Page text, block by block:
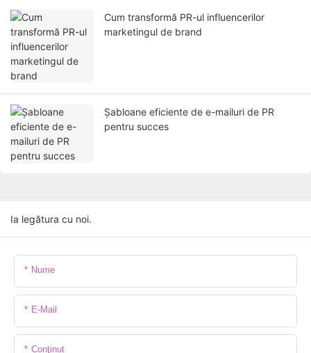
Cum transformă PR-ul influencerilor
marketingul de brand
Șabloane eficiente de e-mailuri de PR
pentru succes
Ia legătura cu noi.
Nume
E-Mail
Conţinut